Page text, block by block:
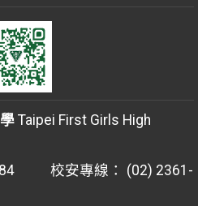
Taipei First Girls High
校安專線： (02) 2361-